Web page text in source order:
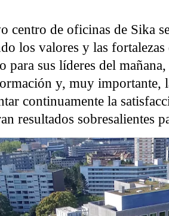
centro de oficinas de Sika
los valores y las
para sus líderes del
y, muy
continuamente la
resultados sobresalientes